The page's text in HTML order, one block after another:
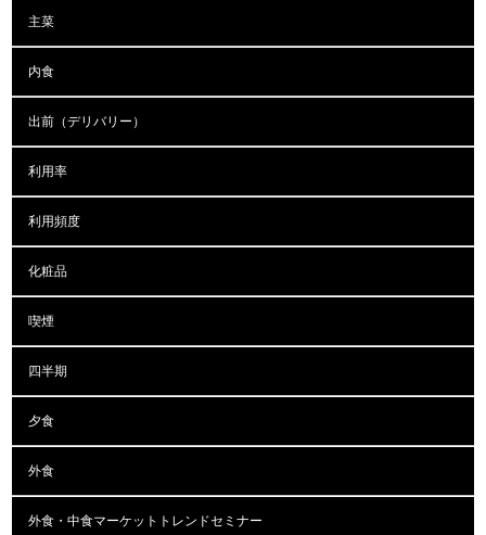
主菜
内食
出前（デリバリー）
利用率
利用頻度
化粧品
喫煙
四半期
夕食
外食
外食・中食マーケットトレンドセミナー